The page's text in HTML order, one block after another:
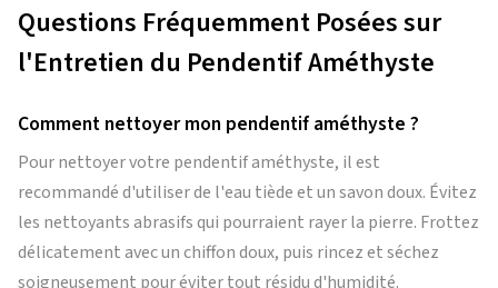
Questions Fréquemment Posées sur
l'Entretien du Pendentif Améthyste
Comment nettoyer mon pendentif améthyste ?
Pour nettoyer votre pendentif améthyste, il est
recommandé d'utiliser de l'eau tiède et un savon doux. Évitez
les nettoyants abrasifs qui pourraient rayer la pierre. Frottez
délicatement avec un chiffon doux, puis rincez et séchez
soigneusement pour éviter tout résidu d'humidité.